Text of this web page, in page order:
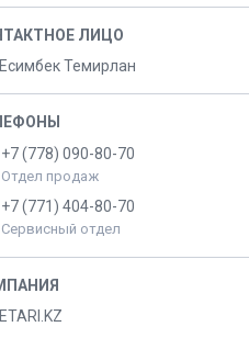
Есимбек Темирлан
+7 (778) 090-80-70
Отдел продаж
+7 (771) 404-80-70
Сервисный отдел
ETARI.KZ